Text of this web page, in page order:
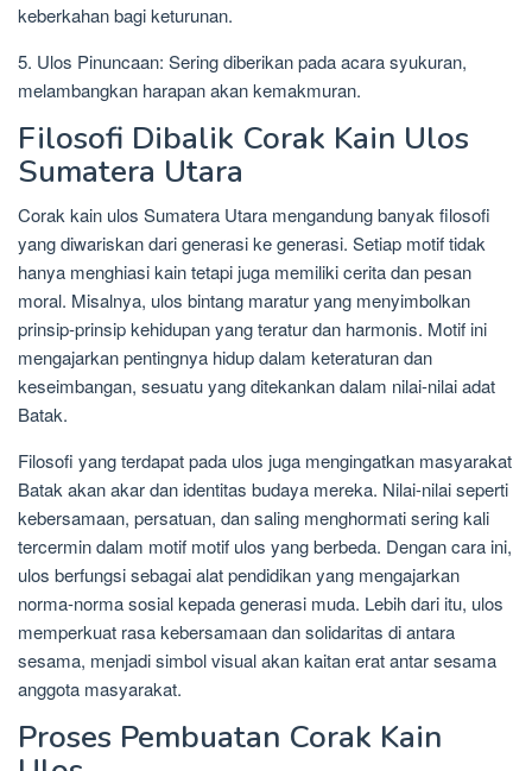
keberkahan bagi keturunan.
5. Ulos Pinuncaan: Sering diberikan pada acara syukuran,
melambangkan harapan akan kemakmuran.
Filosofi Dibalik Corak Kain Ulos
Sumatera Utara
Corak kain ulos Sumatera Utara mengandung banyak filosofi
yang diwariskan dari generasi ke generasi. Setiap motif tidak
hanya menghiasi kain tetapi juga memiliki cerita dan pesan
moral. Misalnya, ulos bintang maratur yang menyimbolkan
prinsip-prinsip kehidupan yang teratur dan harmonis. Motif ini
mengajarkan pentingnya hidup dalam keteraturan dan
keseimbangan, sesuatu yang ditekankan dalam nilai-nilai adat
Batak.
Filosofi yang terdapat pada ulos juga mengingatkan masyarakat
Batak akan akar dan identitas budaya mereka. Nilai-nilai seperti
kebersamaan, persatuan, dan saling menghormati sering kali
tercermin dalam motif motif ulos yang berbeda. Dengan cara ini,
ulos berfungsi sebagai alat pendidikan yang mengajarkan
norma-norma sosial kepada generasi muda. Lebih dari itu, ulos
memperkuat rasa kebersamaan dan solidaritas di antara
sesama, menjadi simbol visual akan kaitan erat antar sesama
anggota masyarakat.
Proses Pembuatan Corak Kain